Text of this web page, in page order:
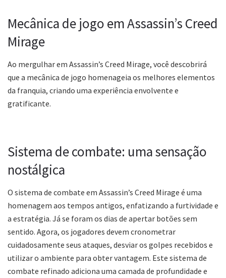
Mecânica de jogo em Assassin’s Creed
Mirage
Ao mergulhar em Assassin’s Creed Mirage, você descobrirá
que a mecânica de jogo homenageia os melhores elementos
da franquia, criando uma experiência envolvente e
gratificante.
Sistema de combate: uma sensação
nostálgica
O sistema de combate em Assassin’s Creed Mirage é uma
homenagem aos tempos antigos, enfatizando a furtividade e
a estratégia. Já se foram os dias de apertar botões sem
sentido. Agora, os jogadores devem cronometrar
cuidadosamente seus ataques, desviar os golpes recebidos e
utilizar o ambiente para obter vantagem. Este sistema de
combate refinado adiciona uma camada de profundidade e